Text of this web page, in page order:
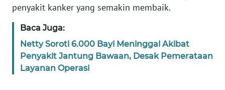
penyakit kanker yang semakin membaik.
Baca Juga:
Netty Soroti 6.000 Bayi Meninggal Akibat
Penyakit Jantung Bawaan, Desak Pemerataan
Layanan Operasi
INFO
IKLAN
TENTANG